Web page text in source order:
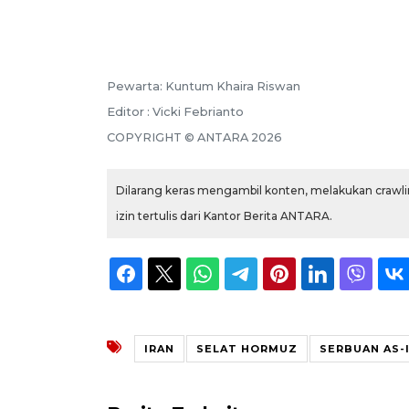
Pewarta: Kuntum Khaira Riswan
Editor : Vicki Febrianto
COPYRIGHT © ANTARA 2026
Dilarang keras mengambil konten, melakukan
izin tertulis dari Kantor Berita ANTARA.
IRAN SELAT HORMUZ SERBUAN AS-